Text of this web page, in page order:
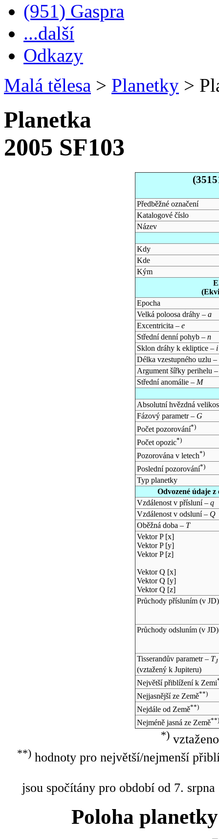
(951) Gaspra
...další
Odkazy
Malá tělesa > Planetky >
Planetka
2005 SF103
Předběžné označení
Katalogové číslo
Název
Kdy
Kde
Kým
Epocha
Velká poloosa dráhy – a
Excentricita – e
Střední denní pohyb – n
Sklon dráhy k ekliptice – i
Délka vzestupného uzlu –
Argument šířky perihelu
Střední anomálie – M
Absolutní hvězdná
Fázový parametr – G
Počet pozorování*)
Počet opozic*)
Pozorována v letech*)
Poslední pozorování*)
Typ planetky
Odvozené údaje
Vzdálenost v přísluní – q
Vzdálenost v odsluní – Q
Oběžná doba – T
Vektor P [x]
Vektor P [y]
Vektor P [z]
Vektor Q [x]
Vektor Q [y]
Vektor Q [z]
Průchody přísluním (v JD)
Průchody odsluním (v JD)
Tisserandův parametr – TJ
(vztažený k Jupiteru)
Největší přiblížení k Zemi
Nejjasnější ze Země**)
Nejdále od Země**)
Nejméně jasná ze Země**)
*)
**)hodnoty pro největší/nejmenší
jsou spočítány pro období od 7.
Poloha